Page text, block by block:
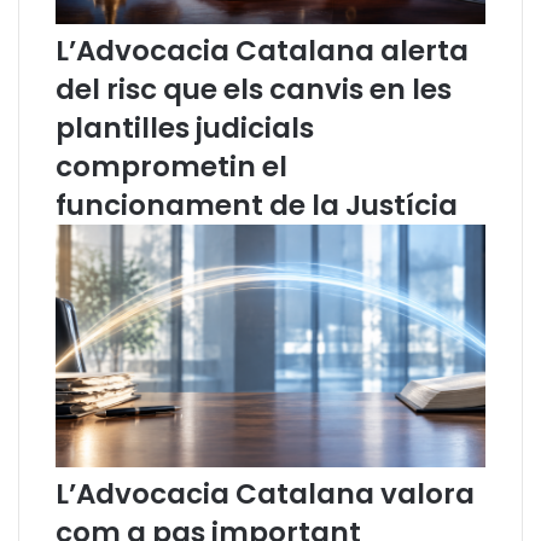
u
n
c
a
p
a
n
y
a
p
e
r
s
u
m
r
e
s
E
R
N
A
R
O
A
E
L
E
S
S
O
L’Advocacia Catalana alerta
del risc que els canvis en les
plantilles judicials
comprometin el
funcionament de la Justícia
L’Advocacia Catalana valora
com a pas important